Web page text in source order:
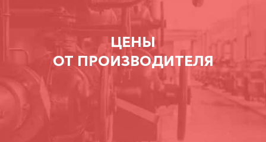
ЦЕНЫ
ОТ ПРОИЗВОДИТЕЛЯ